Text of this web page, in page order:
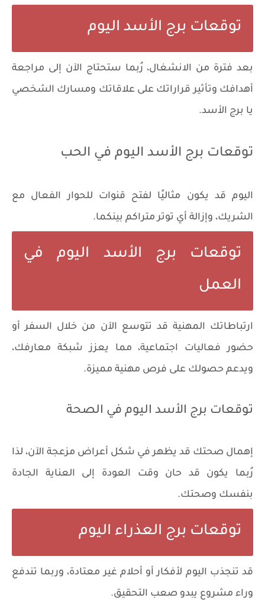
توقعات برج الأسد اليوم
بعد فترة من الانشغال، رُبما ستحتاج الآن إلى مراجعة
أهدافك وتأثير قراراتك على علاقاتك ومسارك الشخصي
يا برج الأسد.
توقعات برج الأسد اليوم في الحب
اليوم قد يكون مثاليًا لفتح قنوات للحوار الفعال مع
الشريك، وإزالة أي توتر متراكم بينكما.
توقعات برج الأسد اليوم في
العمل
ارتباطاتك المهنية قد تتوسع الآن من خلال السفر أو
حضور فعاليات اجتماعية، مما يعزز شبكة معارفك،
ويدعم حصولك على فرص مهنية مميزة.
توقعات برج الأسد اليوم في الصحة
إهمال صحتك قد يظهر في شكل أعراض مزعجة الآن، لذا
رُبما يكون قد حان وقت العودة إلى العناية الجادة
بنفسك وصحتك.
توقعات برج العذراء اليوم
قد تنجذب اليوم لأفكار أو أحلام غير معتادة، وربما تندفع
وراء مشروع يبدو صعب التحقيق.